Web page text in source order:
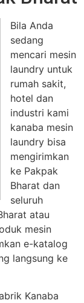
Bila Anda
sedang
mencari mesin
laundry untuk
rumah sakit,
hotel dan
industri kami
kanaba mesin
laundry bisa
mengirimkan
ke Pakpak
Bharat dan
seluruh
atau
mesin
e-katalog
langsung ke
Kanaba